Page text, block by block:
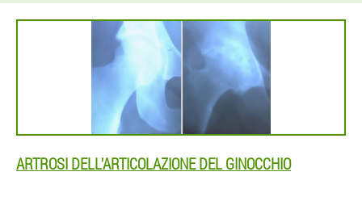
ARTROSI DELL'ARTICOLAZIONE DEL GINOCCHIO